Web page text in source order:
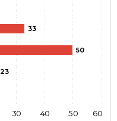
33
50
23
30 40 50 60